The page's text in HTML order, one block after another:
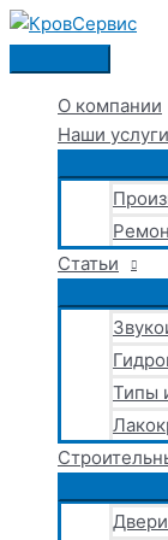
Перейти
к
содержимому
Главное
меню
О компании
Наши услуги
Статьи
Типы